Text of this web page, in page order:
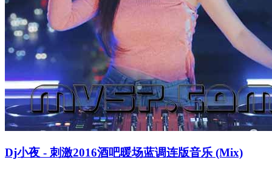
Dj小夜 - 刺激2016酒吧暖场蓝调连版音乐 (Mix)